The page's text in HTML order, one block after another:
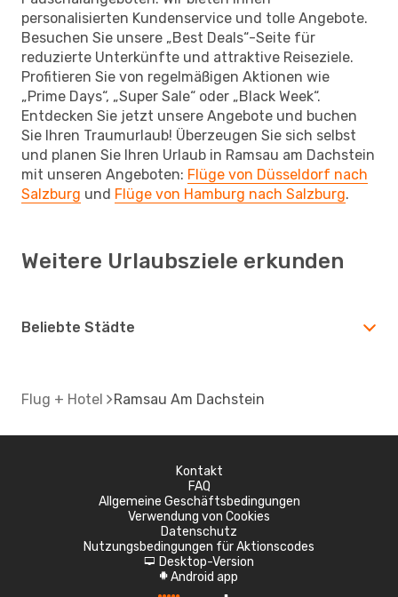
personalisierten Kundenservice und tolle Angebote.
Besuchen Sie unsere „Best Deals“-Seite für
reduzierte Unterkünfte und attraktive Reiseziele.
Profitieren Sie von regelmäßigen Aktionen wie
„Prime Days“, „Super Sale“ oder „Black Week“.
Entdecken Sie jetzt unsere Angebote und buchen
Sie Ihren Traumurlaub! Überzeugen Sie sich selbst
und planen Sie Ihren Urlaub in Ramsau am Dachstein
mit unseren Angeboten: Flüge von Düsseldorf nach
Salzburg und Flüge von Hamburg nach Salzburg.
Weitere Urlaubsziele erkunden
Beliebte Städte
Flug + Hotel Ramsau Am Dachstein
Kontakt
FAQ
Allgemeine Geschäftsbedingungen
Verwendung von Cookies
Datenschutz
Nutzungsbedingungen für Aktionscodes
d Desktop-Version
A Android app